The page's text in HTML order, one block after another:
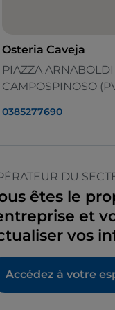
Osteria Caveja
PIAZZA
CAMPOSPINOSO
0385277690
DU
êtes le
et
vos
Accédez à votre